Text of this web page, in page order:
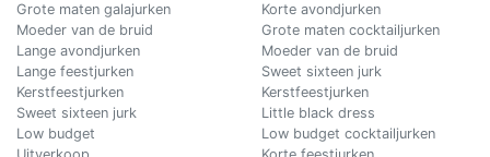
Grote maten galajurken
Moeder van de bruid
Lange avondjurken
Lange feestjurken
Kerstfeestjurken
Sweet sixteen jurk
Low budget
Korte avondjurken
Grote maten cocktailjurken
Moeder van de bruid
Sweet sixteen jurk
Kerstfeestjurken
Little black dress
Low budget cocktailjurken